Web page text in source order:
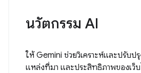
นวัตกรรม AI
ให้ Gemini ช่วยวิเคราะห์และปรับปรุ
แหล่งที่มา และประสิทธิภาพของเว็บ